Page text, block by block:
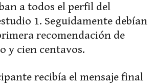
a todos el perfil del
1. Seguidamente debían
recomendación de
y cien centavos.
recibía el mensaje final